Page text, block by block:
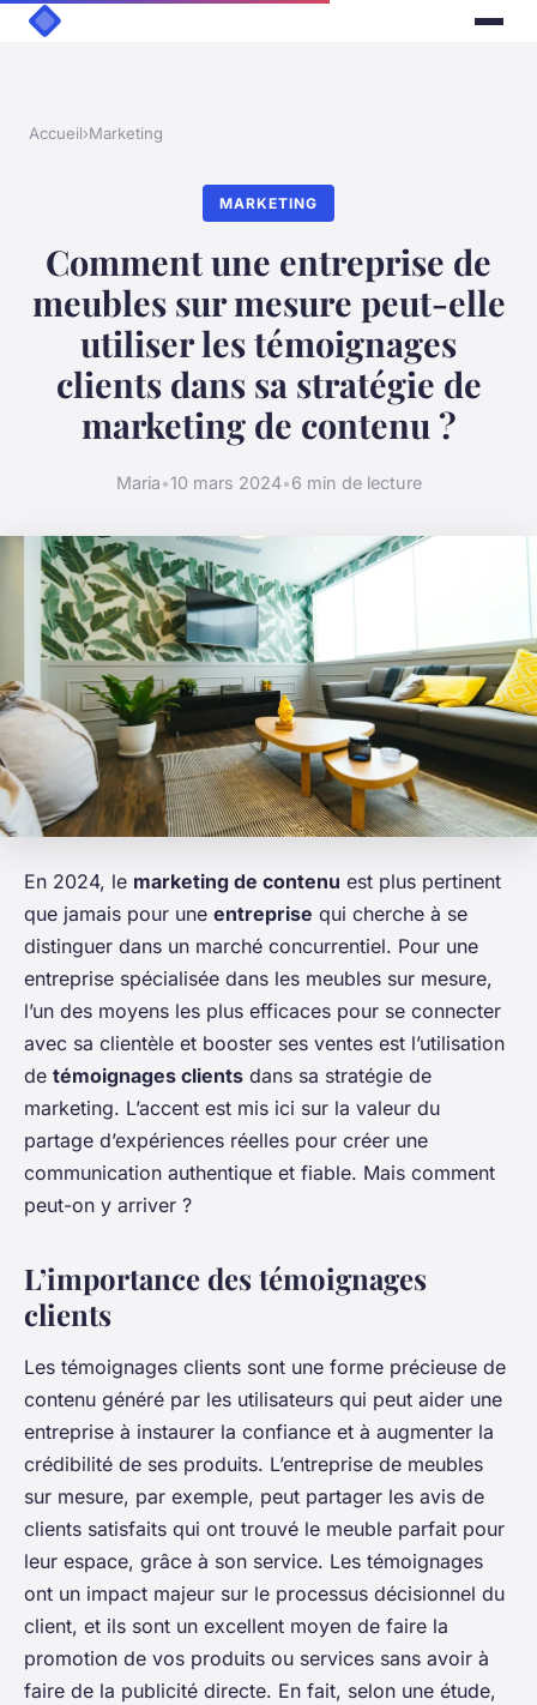
Accueil›Marketing
MARKETING
Comment une entreprise de
meubles sur mesure peut-elle
utiliser les témoignages
clients dans sa stratégie de
marketing de contenu ?
Maria•10 mars 2024•6 min de lecture
En 2024, le marketing de contenu est plus pertinent
que jamais pour une entreprise qui cherche à se
distinguer dans un marché concurrentiel. Pour une
entreprise spécialisée dans les meubles sur mesure,
l’un des moyens les plus efficaces pour se connecter
avec sa clientèle et booster ses ventes est l’utilisation
de témoignages clients dans sa stratégie de
marketing. L’accent est mis ici sur la valeur du
partage d’expériences réelles pour créer une
communication authentique et fiable. Mais comment
peut-on y arriver ?
L’importance des témoignages
clients
Les témoignages clients sont une forme précieuse de
contenu généré par les utilisateurs qui peut aider une
entreprise à instaurer la confiance et à augmenter la
crédibilité de ses produits. L’entreprise de meubles
sur mesure, par exemple, peut partager les avis de
clients satisfaits qui ont trouvé le meuble parfait pour
leur espace, grâce à son service. Les témoignages
ont un impact majeur sur le processus décisionnel du
client, et ils sont un excellent moyen de faire la
promotion de vos produits ou services sans avoir à
faire de la publicité directe. En fait, selon une étude,